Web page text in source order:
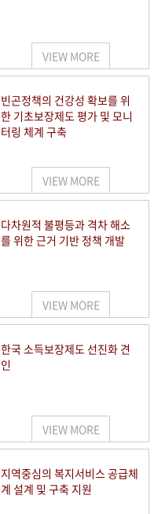
VIEW MORE
빈곤정책의 건강성 확보를 위
한 기초보장제도 평가 및 모니
터링 체계 구축
VIEW MORE
다차원적 불평등과 격차 해소
를 위한 근거 기반 정책 개발
VIEW MORE
한국 소득보장제도 선진화 견
인
VIEW MORE
지역중심의 복지서비스 공급체
계 설계 및 구축 지원